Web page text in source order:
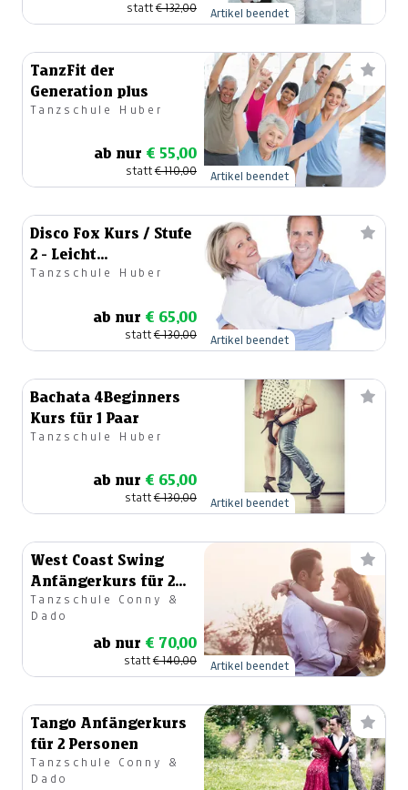
statt€ 132,00 Artikel beendet
TanzFit der
Generation plus
Tanzschule Huber
ab nur € 55,00
statt€ 110,00 Artikel beendet
Disco Fox Kurs / Stufe
2 - Leicht
Fortgeschritten
Tanzschule Huber
ab nur € 65,00
statt€ 130,00 Artikel beendet
Bachata 4Beginners
Kurs für 1 Paar
Tanzschule Huber
ab nur € 65,00
statt€ 130,00 Artikel beendet
West Coast Swing
Anfängerkurs für 2
Personen
Tanzschule Conny &
Dado
ab nur € 70,00
statt€ 140,00 Artikel beendet
Tango Anfängerkurs
für 2 Personen
Tanzschule Conny &
Dado